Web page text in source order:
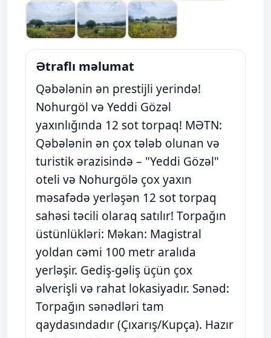
Ətraflı məlumat
Qəbələnin ən prestijli yerində!
Nohurgöl və Yeddi Gözəl
yaxınlığında 12 sot torpaq! MƏTN:
Qəbələnin ən çox tələb olunan və
turistik ərazisində – "Yeddi Gözəl"
oteli və Nohurgölə çox yaxın
məsafədə yerləşən 12 sot torpaq
sahəsi təcili olaraq satılır! Torpağın
üstünlükləri: Məkan: Magistral
yoldan cəmi 100 metr aralıda
yerləşir. Gediş-gəliş üçün çox
əlverişli və rahat lokasiyadır. Sənəd:
Torpağın sənədləri tam
qaydasındadır (Çıxarış/Kupça). Hazır